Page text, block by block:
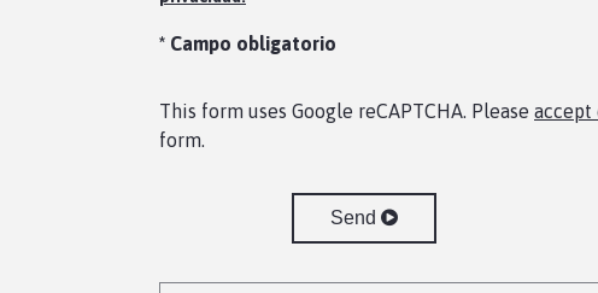
* Campo obligatorio
This form uses Google reCAPTCHA. Please accept
form.
Send